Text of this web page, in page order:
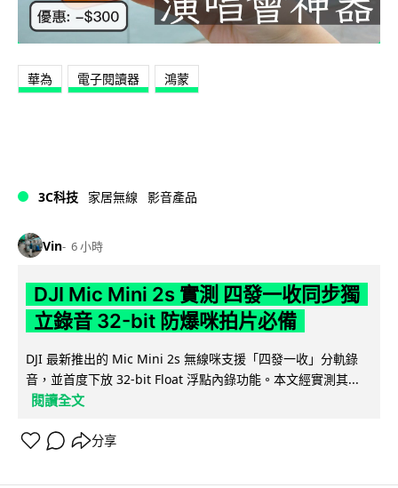
華為 電子閱讀器 鴻蒙
3C科技 家居無線 影音產品
Vin 6 小時
DJI Mic Mini 2s 實測 四發一收同步獨
立錄音 32-bit 防爆咪拍片必備
DJI 最新推出的 Mic Mini 2s 無線咪支援「四發一收」分軌錄
音，並首度下放 32-bit Float 浮點內錄功能。本文經實測其...
閱讀全文
分享